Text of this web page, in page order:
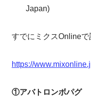
Japan)
すでにミクスOnlineで
https://
①アバトロンボパグ